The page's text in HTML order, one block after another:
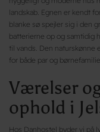
landskab. Egnen er kendt
blanke sø spejler sig i den
batterierne op og samtidig
til vands. Den
for både par og
Værelser
ophold i
Hos Danhostel byder vi på